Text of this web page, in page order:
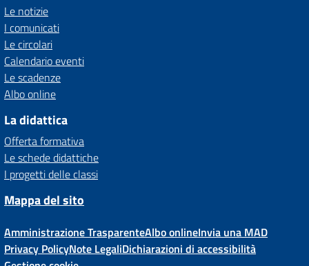
Le notizie
I comunicati
Le circolari
Calendario eventi
Le scadenze
Albo online
La didattica
Offerta formativa
Le schede didattiche
I progetti delle classi
Mappa del sito
Amministrazione TrasparenteAlbo onlineInvia una MAD
Privacy PolicyNote LegaliDichiarazioni di accessibilità